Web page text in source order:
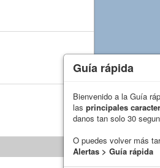
Guía rápida
Bienvenido a la Guía
las principales
danos tan solo 30
O puedes volver más
Alertas > Guía rápida